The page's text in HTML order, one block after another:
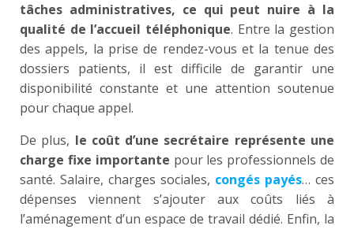
tâches administratives, ce qui peut nuire à la
qualité de l’accueil téléphonique. Entre la gestion
des appels, la prise de rendez-vous et la tenue des
dossiers patients, il est difficile de garantir une
disponibilité constante et une attention soutenue
pour chaque appel.
De plus, le coût d’une secrétaire représente une
charge fixe importante pour les professionnels de
santé. Salaire, charges sociales, congés payés… ces
dépenses viennent s’ajouter aux coûts liés à
l’aménagement d’un espace de travail dédié. Enfin, la